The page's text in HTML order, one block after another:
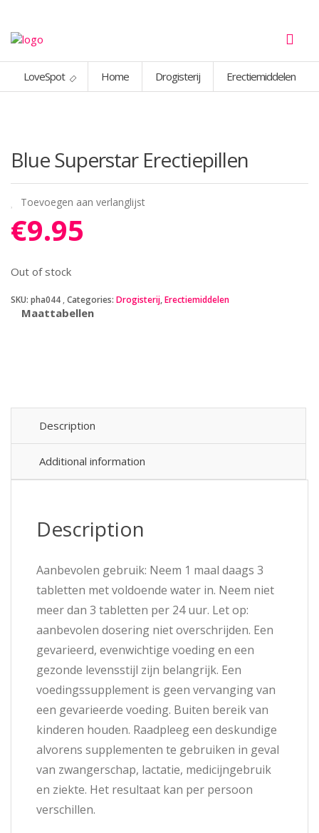
LoveSpot Home Drogisterij Erectiemiddelen
Blue Superstar Erectiepillen
Toevoegen aan verlanglijst
€9.95
Out of stock
SKU: pha044 Categories: Drogisterij,Erectiemiddelen
Maattabellen
Description
Additional information
Description
Aanbevolen gebruik: Neem 1 maal daags 3
tabletten met voldoende water in. Neem niet
meer dan 3 tabletten per 24 uur. Let op:
aanbevolen dosering niet overschrijden. Een
gevarieerd, evenwichtige voeding en een
gezonde levensstijl zijn belangrijk. Een
voedingssupplement is geen vervanging van
een gevarieerde voeding. Buiten bereik van
kinderen houden. Raadpleeg een deskundige
alvorens supplementen te gebruiken in geval
van zwangerschap, lactatie, medicijngebruik
en ziekte. Het resultaat kan per persoon
verschillen.